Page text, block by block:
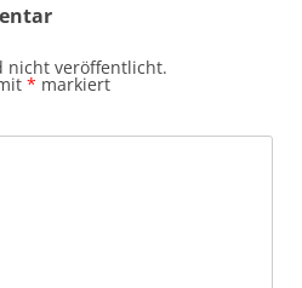
nicht veröffentlicht.
* markiert